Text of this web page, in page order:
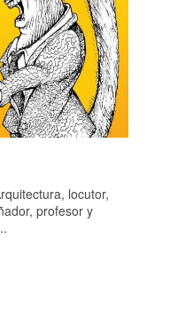
locutor,
profesor y